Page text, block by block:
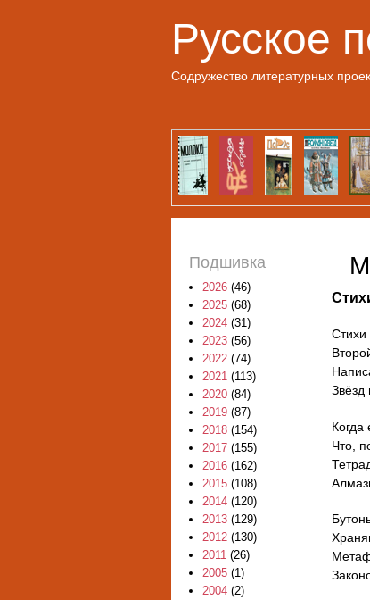
Русское
Содружество литературных
Стихи
Звёзд
Что,
Подшивка
2026 (46)
2025 (68)
2024 (31)
2023 (56)
2022 (74)
2021 (113)
2020 (84)
2019 (87)
2018 (154)
2017 (155)
2016 (162)
2015 (108)
2014 (120)
2013 (129)
2012 (130)
2011 (26)
2005 (1)
2004 (2)